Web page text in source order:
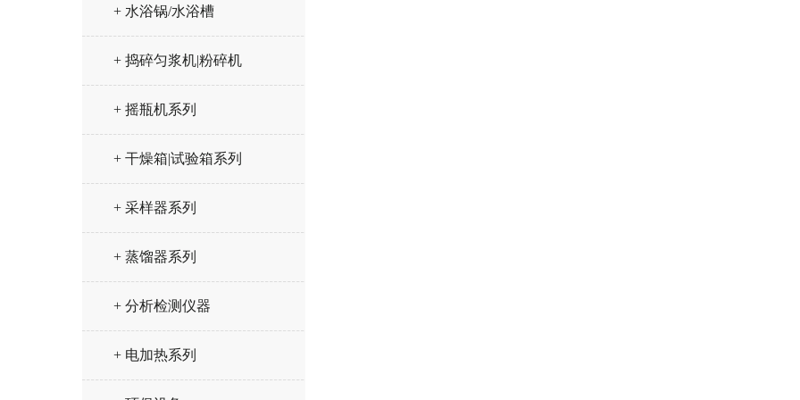
+ 水浴锅/水浴槽
+ 捣碎匀浆机|粉碎机
+ 摇瓶机系列
+ 干燥箱|试验箱系列
+ 采样器系列
+ 蒸馏器系列
+ 分析检测仪器
+ 电加热系列